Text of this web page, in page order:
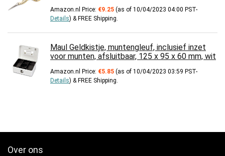
Amazon.nl Price: €9.25 (as of 10/04/2023 04:00 PST-
Details) & FREE Shipping.
Maul Geldkistje, muntengleuf, inclusief inzet
voor munten, afsluitbaar, 125 x 95 x 60 mm, wit
Amazon.nl Price: €5.85 (as of 10/04/2023 03:59 PST-
Details) & FREE Shipping.
Over ons